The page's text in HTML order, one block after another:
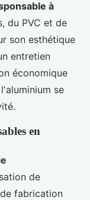
à
du PVC et de
son esthétique
entretien
économique
se
en
de
fabrication